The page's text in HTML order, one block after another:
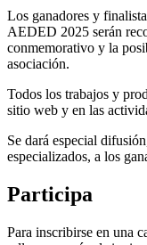
Los ganadores y
AEDED 2025 serán
conmemorativo y la
asociación.
Todos los trabajos y
sitio web y en las
Se dará especial
especializados, a los
Participa
Para inscribirse en una